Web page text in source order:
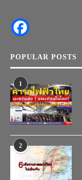
POPULAR POSTS
1
2